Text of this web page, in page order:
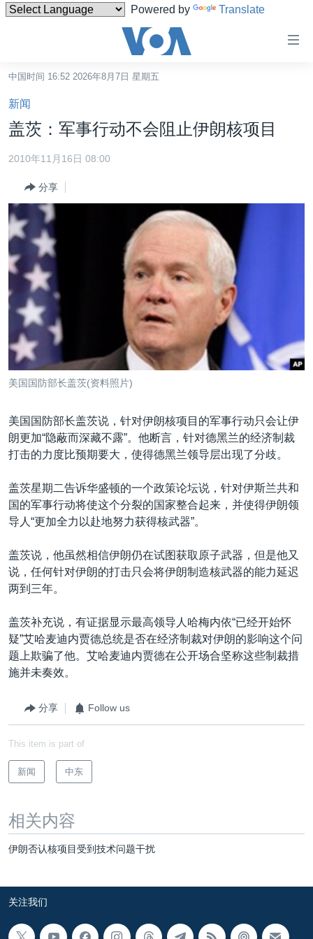
Powered by Translate
碍
链
接
跳
转
容
跳
转
到
导
航
跳
索
港澳
国际
最新国际新闻
印太
中东
欧洲
非洲
美洲
分类新闻
经济·金融·贸易
人权·法律·宗教
科教·文娱·体健
军事
劳工
美中关系
热点专题
白宫要闻
国会报道
美中关系
埃博拉疫情
美国之音专访
台海两岸关系
南中国海争端
关注新疆
GEN Z 看美国
VOA视频
VOA今日焦点
中文广播
其他语言网站
中国时间 16:52 2026年8月7日 星期五
新闻
盖茨：军事行动不会阻止伊朗核项目
2010年11月16日 08:00
分享
美国国防部长盖茨(资料照片)
美国国防部长盖茨说，针对伊朗核项目的军事行动只会让伊
朗更加“隐蔽而深藏不露”。他断言，针对德黑兰的经济制裁
打击的力度比预期要大，使得德黑兰领导层出现了分歧。
盖茨星期二告诉华盛顿的一个政策论坛说，针对伊斯兰共和
国的军事行动将使这个分裂的国家整合起来，并使得伊朗领
导人“更加全力以赴地努力获得核武器”。
盖茨说，他虽然相信伊朗仍在试图获取原子武器，但是他又
说，任何针对伊朗的打击只会将伊朗制造核武器的能力延迟
两到三年。
盖茨补充说，有证据显示最高领导人哈梅内依“已经开始怀
疑”艾哈麦迪内贾德总统是否在经济制裁对伊朗的影响这个问
题上欺骗了他。艾哈麦迪内贾德在公开场合坚称这些制裁措
施并未奏效。
分享 Follow us
This item is part of
新闻 中东
相关内容
伊朗否认核项目受到技术问题干扰
关注我们